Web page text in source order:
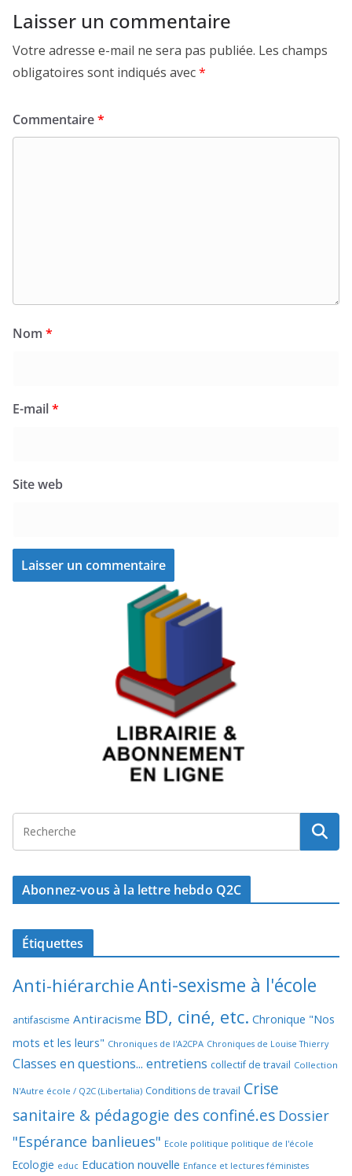
Laisser un commentaire
Votre adresse e-mail ne sera pas publiée. Les champs
obligatoires sont indiqués avec*
Commentaire*
Nom *
E-mail*
Site web
Abonnez-vous à la lettre hebdo Q2C
Étiquettes
Anti-hiérarchieAnti-sexisme à l'école
antifascisme Antiracisme BD, ciné, etc. Chronique "Nos
mots et les leurs" Chroniques de l'A2CPA Chroniques de Louise Thierry
Classes en questions... entretiens collectif de travail Collection
N'Autre école / Q2C (Libertalia) Conditions de travail Crise
sanitaire & pédagogie des confiné.es Dossier
"Espérance banlieues" Ecole politique politique de l'école
Ecologie educ Education nouvelle Enfance et lectures féministes